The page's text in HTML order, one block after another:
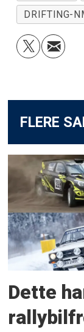
DRIFTING-
FLERE
Dette